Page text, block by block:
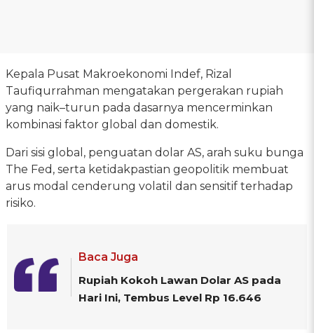
Kepala Pusat Makroekonomi Indef, Rizal
Taufiqurrahman mengatakan pergerakan rupiah
yang naik–turun pada dasarnya mencerminkan
kombinasi faktor global dan domestik.
Dari sisi global, penguatan dolar AS, arah suku bunga
The Fed, serta ketidakpastian geopolitik membuat
arus modal cenderung volatil dan sensitif terhadap
risiko.
Baca Juga
Rupiah Kokoh Lawan Dolar AS pada
Hari Ini, Tembus Level Rp 16.646